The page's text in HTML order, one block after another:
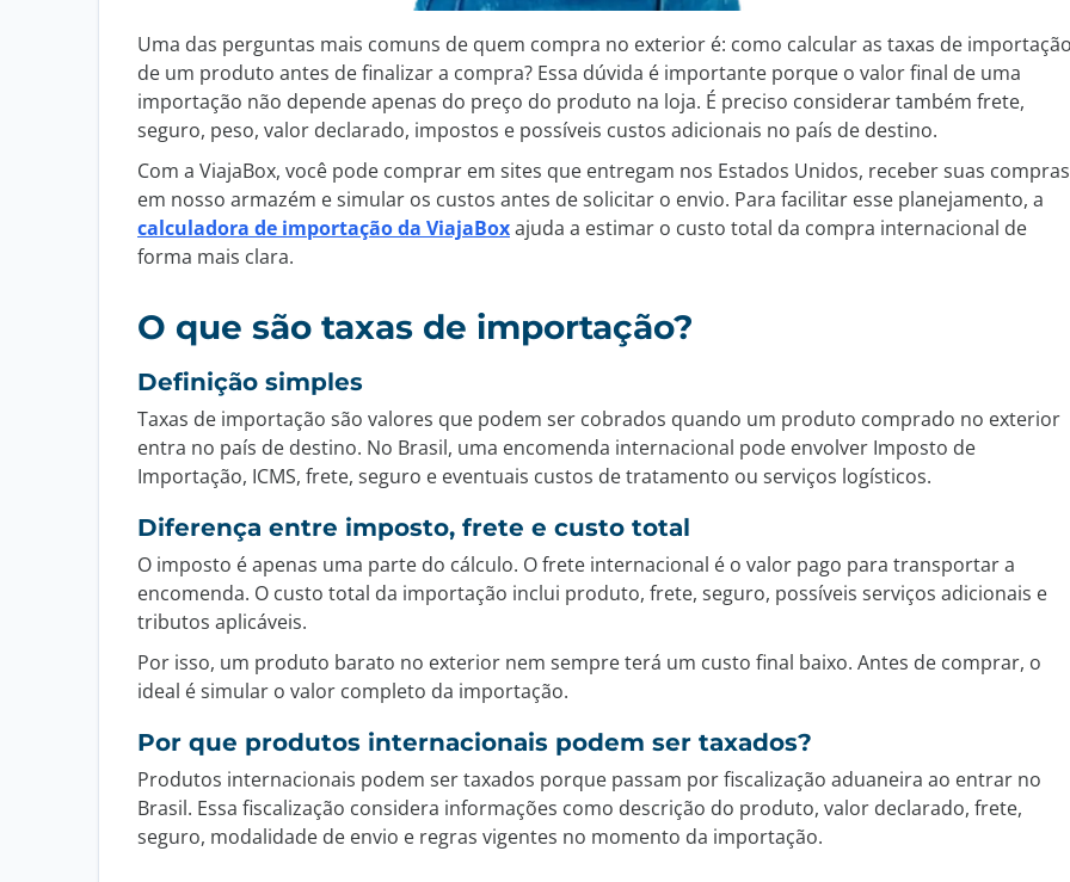
Uma das perguntas mais comuns de quem compra no exterior é: como calcular as taxas de
de um produto antes de finalizar a compra? Essa dúvida é importante porque o valor final de uma
importação não depende apenas do preço do produto na loja. É preciso considerar também frete,
seguro, peso, valor declarado, impostos e possíveis custos adicionais no país de destino.
Com a ViajaBox, você pode comprar em sites que entregam nos Estados Unidos, receber suas compras
em nosso armazém e simular os custos antes de solicitar o envio. Para facilitar esse planejamento, a
calculadora de importação da ViajaBoxajuda a estimar o custo total da compra internacional de
forma mais clara.
O que são taxas de importação?
Definição simples
Taxas de importação são valores que podem ser cobrados quando um produto comprado no exterior
entra no país de destino. No Brasil, uma encomenda internacional pode envolver Imposto de
Importação, ICMS, frete, seguro e eventuais custos de tratamento ou serviços logísticos.
Diferença entre imposto, frete e custo total
O imposto é apenas uma parte do cálculo. O frete internacional é o valor pago para transportar a
encomenda. O custo total da importação inclui produto, frete, seguro, possíveis serviços adicionais e
tributos aplicáveis.
Por isso, um produto barato no exterior nem sempre terá um custo final baixo. Antes de comprar, o
ideal é simular o valor completo da importação.
Por que produtos internacionais podem ser taxados?
Produtos internacionais podem ser taxados porque passam por fiscalização aduaneira ao entrar no
Brasil. Essa fiscalização considera informações como descrição do produto, valor declarado, frete,
seguro, modalidade de envio e regras vigentes no momento da importação.